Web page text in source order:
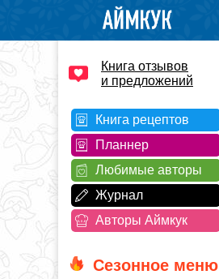
Книга отзывов
и предложений
Книга рецептов
Планнер
Любимые авторы
Журнал
Авторы Аймкук
Сезонное меню